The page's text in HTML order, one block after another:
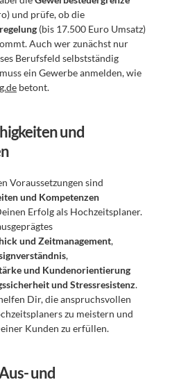
(bis 17.500 Euro Umsatz)
Auch wer zunächst nur
Berufsfeld selbstständig
betont.
und
Voraussetzungen sind
und Kompetenzen
Erfolg als Hochzeitsplaner.
und Zeitmanagement
und Kundenorientierung
und Stressresistenz.
Dir, die anspruchsvollen
zu meistern und
Kunden zu erfüllen.
und